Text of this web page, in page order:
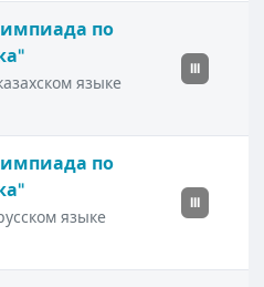
по
языке
III
по
языке
III